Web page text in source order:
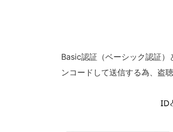
Basic認証（ベーシック認証
ンコードして送信する為、盗